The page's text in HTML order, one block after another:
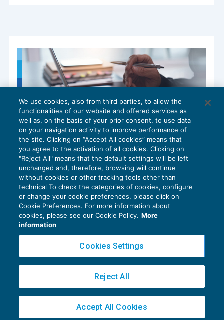
Le modifiche allo Statuto del
contribuente e le motivazioni rafforzate
dell’accesso nei locali aziendali
IMU E TRIBUTI LOCALI
diMarco Bargagli
Privacy Policy
We use cookies, also from third parties, to allow the
functionalities of our website and offered services as
well as, on the basis of your prior consent, to use data
on your navigation activity to improve performance of
the site. Clicking on “Accept All cookies” means that
you agree to the activation of all cookies. Clicking on
"Reject All" means that the default settings will be left
unchanged and, therefore, browsing will continue
without cookies or other tracking tools other than
technical To check the categories of cookies, configure
or change your cookie preferences, please click on
Cookie Preferences. For more information about
cookies, please see our Cookie Policy. More
information
Cookies Settings
Reject All
Accept All Cookies